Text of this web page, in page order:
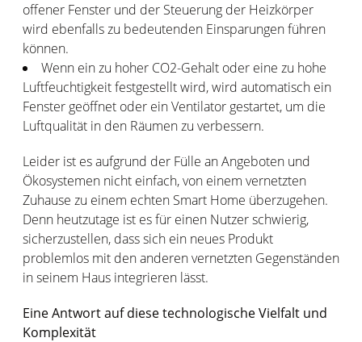
offener Fenster und der Steuerung der Heizkörper
wird ebenfalls zu bedeutenden Einsparungen führen
können.
Wenn ein zu hoher CO2-Gehalt oder eine zu hohe
Luftfeuchtigkeit festgestellt wird, wird automatisch ein
Fenster geöffnet oder ein Ventilator gestartet, um die
Luftqualität in den Räumen zu verbessern.
Leider ist es aufgrund der Fülle an Angeboten und
Ökosystemen nicht einfach, von einem vernetzten
Zuhause zu einem echten Smart Home überzugehen.
Denn heutzutage ist es für einen Nutzer schwierig,
sicherzustellen, dass sich ein neues Produkt
problemlos mit den anderen vernetzten Gegenständen
in seinem Haus integrieren lässt.
Eine Antwort auf diese technologische Vielfalt und
Komplexität